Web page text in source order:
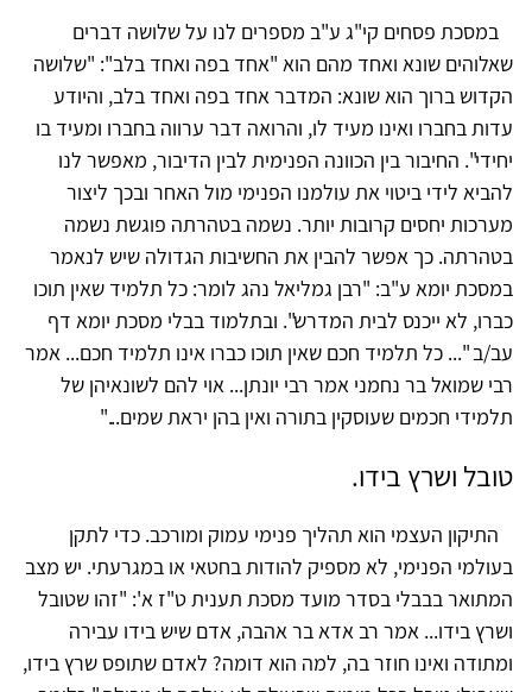
במסכת פסחים קי"ג ע"ב מספרים לנו על שלושה דברים
שאלוהים שונא ואחד מהם הוא "אחד בפה ואחד בלב": "שלושה
הקדוש ברוך הוא שונא: המדבר אחד בפה ואחד בלב, והיודע
עדות בחברו ואינו מעיד לו, והרואה דבר ערווה בחברו ומעיד בו
יחידי". החיבור בין הכוונה הפנימית לבין הדיבור, מאפשר לנו
להביא לידי ביטוי את עולמנו הפנימי מול האחר ובכך ליצור
מערכות יחסים קרובות יותר. נשמה בטהרתה פוגשת נשמה
בטהרתה. כך אפשר להבין את החשיבות הגדולה שיש לנאמר
במסכת יומא ע"ב: "רבן גמליאל נהג לומר: כל תלמיד שאין תוכו
כברו, לא ייכנס לבית המדרש". ובתלמוד בבלי מסכת יומא דף
עב/ב "... כל תלמיד חכם שאין תוכו כברו אינו תלמיד חכם... אמר
רבי שמואל בר נחמני אמר רבי יונתן... אוי להם לשונאיהן של
תלמידי חכמים שעוסקין בתורה ואין בהן יראת שמים..."
טובל ושרץ בידו.
התיקון העצמי הוא תהליך פנימי עמוק ומורכב. כדי לתקן
בעולמי הפנימי, לא מספיק להודות בחטאי או במגרעתי. יש מצב
המתואר בבבלי בסדר מועד מסכת תענית ט"ז א': "זהו שטובל
ושרץ בידו... אמר רב אדא בר אהבה, אדם שיש בידו עבירה
ומתודה ואינו חוזר בה, למה הוא דומה? לאדם שתופס שרץ בידו,